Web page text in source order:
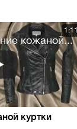
кожаной...
1:11
куртки